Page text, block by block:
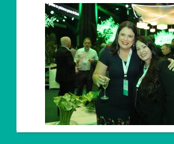
Galeria de Mídias